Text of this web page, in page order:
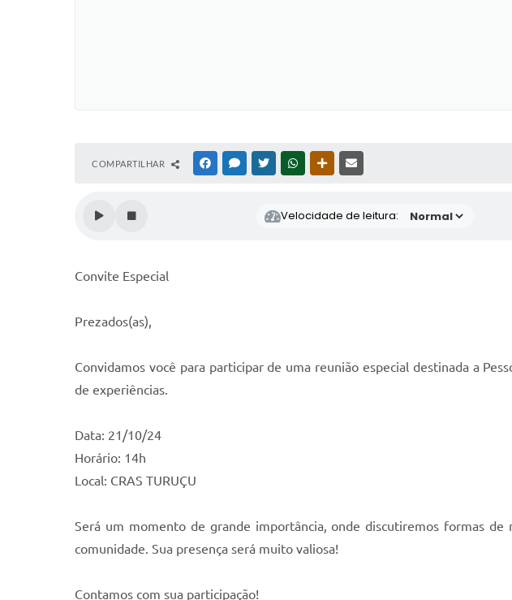
COMPARTILHAR FACEBOOKMESSENGER
TWITTERWHATSAPPOUTRAS MÍDIAS
Velocidade de leitura:
Convite Especial
Prezados(as),
Convidamos você para participar de uma reunião especial destinada a
de experiências.
Data: 21/10/24
Horário: 14h
Local: CRAS TURUÇU
Será um momento de grande importância, onde discutiremos formas
comunidade. Sua presença será muito valiosa!
Contamos com sua participação!